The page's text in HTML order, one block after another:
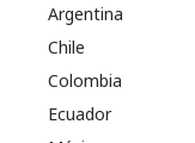
Argentina
Chile
Colombia
Ecuador